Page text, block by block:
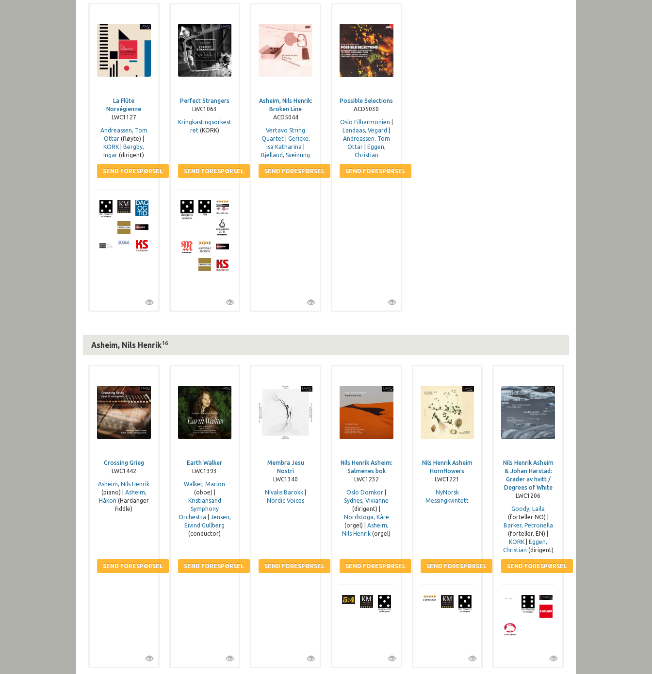
La Flûte
Norvégienne
LWC1127
Andreassen, Tom
Ottar(fløyte) |
KORK |Bergby,
Ingar (dirigent)
Perfect Strangers
LWC1063
Kringkastingsorkest
ret(KORK)
Asheim, Nils Henrik:
Broken Line
ACD5044
Vertavo String
Quartet| Gericke,
Isa Katharina
Bjelland, Sveinung
Possible Selections
ACD5030
Oslo Filharmonien
Landaas, Vegard
Andreassen, Tom
Ottar| Eggen,
Christian
Asheim, Nils Henrik16
Crossing Grieg
LWC1442
Asheim, Nils Henrik
(piano) | Asheim,
Håkon (Hardanger
fiddle)
Earth Walker
LWC1393
Walker, Marion
(oboe) |
Kristiansand
Symphony
Orchestra
Jensen,
Eivind Gullberg
(conductor)
Membra Jesu
Nostri
LWC1340
Nivalis Barokk
Nordic Voices
Nils Henrik Asheim:
Salmenes bok
LWC1232
Oslo Domkor
Sydnes, Vivianne
(dirigent) |
Nordstoga, Kåre
(orgel) | Asheim,
Nils Henrik (orgel)
Nils Henrik Asheim
Hornflowers
LWC1221
NyNorsk
Messingkvintett
Nils Henrik Asheim
& Johan Harstad:
Grader av hvitt /
Degrees of White
LWC1206
Goody, Laila
(forteller NO) |
Barker, Petronella
(forteller, EN) |
KORK |Eggen,
Christian (dirigent)